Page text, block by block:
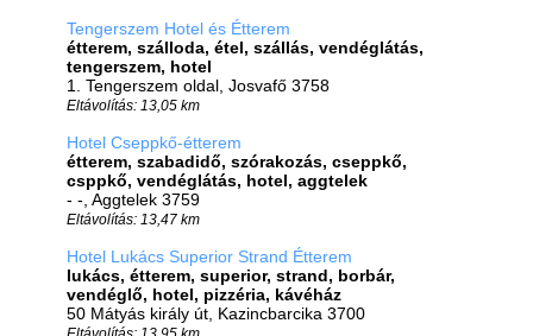
Tengerszem Hotel és Étterem
étterem, szálloda, étel, szállás, vendéglátás,
tengerszem, hotel
1. Tengerszem oldal, Josvafő 3758
Eltávolítás: 13,05 km
Hotel Cseppkő-étterem
étterem, szabadidő, szórakozás, cseppkő,
csppkő, vendéglátás, hotel, aggtelek
- -, Aggtelek 3759
Eltávolítás: 13,47 km
Hotel Lukács Superior Strand Étterem
lukács, étterem, superior, strand, borbár,
vendéglő, hotel, pizzéria, kávéház
50 Mátyás király út, Kazincbarcika 3700